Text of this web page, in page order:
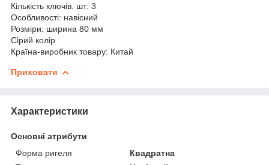
Кількість ключів. шт: 3
Особливості: навісний
Розміри: ширина 80 мм
Сірий колір
Країна-виробник товару: Китай
Приховати
Характеристики
Основні атрибути
Форма ригеля
Квадратна